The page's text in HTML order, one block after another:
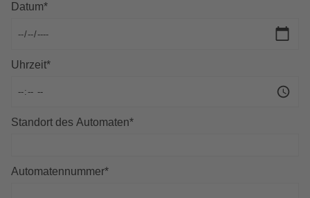
Datum*
Uhrzeit*
Standort des Automaten*
Automatennummer*